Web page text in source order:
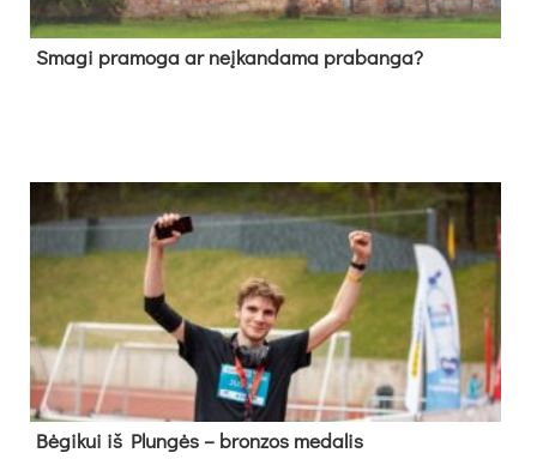
Sma­gi pra­mo­ga ar neį­kan­da­ma pra­ban­ga?
Bė­gi­kui iš Plun­gės – bron­zos me­da­lis